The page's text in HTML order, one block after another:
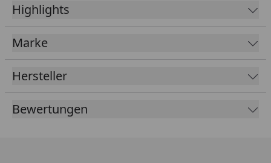
Über die Seriennummer Ihres Grillgeräts kommen Sie
ganz einfach zur passenden Explosionszeichnung.
Geben Sie dafür die Seriennummer
Sollte Ihnen nicht bekannt sein, wo Sie die
Seriennummer finden, klicken Sie bitteHIER.
Highlights
Marke
Hersteller
Bewertungen